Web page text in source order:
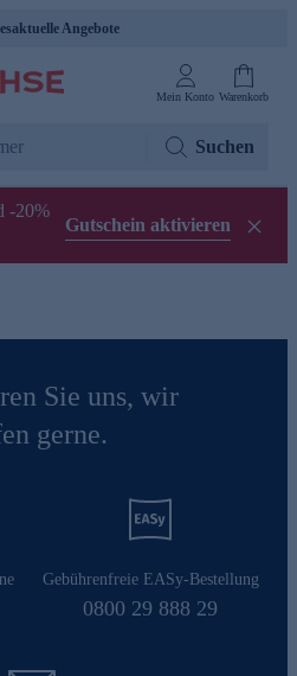
Angebote
Mein Konto Warenkorb
Suchen
-20%
Gutschein aktivieren
Sie uns, wir
gerne.
Gebührenfreie EASy-Bestellung
0800 29 888 29